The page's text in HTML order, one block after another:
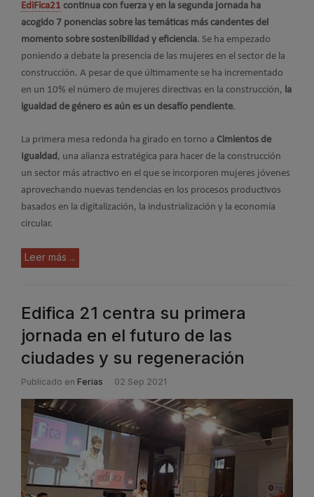
EdiFica21 continua con fuerza y en la segunda jornada ha
acogido 7 ponencias sobre las temáticas más candentes del
momento sobre sostenibilidad y eficiencia. Se ha empezado
poniendo a debate la presencia de las mujeres en el sector de la
construcción. A pesar de que últimamente se ha incrementado
en un 10% el número de mujeres directivas en la construcción, la
igualdad de género es aún es un desafío pendiente.
La primera mesa redonda ha girado en torno a Cimientos de
Igualdad , una alianza estratégica para hacer de la construcción
un sector más atractivo en el que se incorporen mujeres jóvenes
aprovechando nuevas tendencias en los procesos productivos
basados en la digitalización, la industrialización y la economía
circular.
Leer más ...
Edifica 21 centra su primera
jornada en el futuro de las
ciudades y su regeneración
Publicado en Ferias 02 Sep 2021